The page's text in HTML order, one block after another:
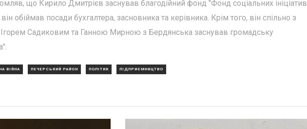
що Кирило Дмитрієв заснував благодійний фонд "Фонд соціальних ініціатив
обіймав посади бухгалтера, засновника та керівника. Крім того, він спільно з
Садиковим та Ганною Мирною з Бердянська заснував громадську
ВІЙНА ПЕЧЕРСЬКИЙ РАЙОН ПОЛІТИК ПІДПРИЄМНИЦТВО